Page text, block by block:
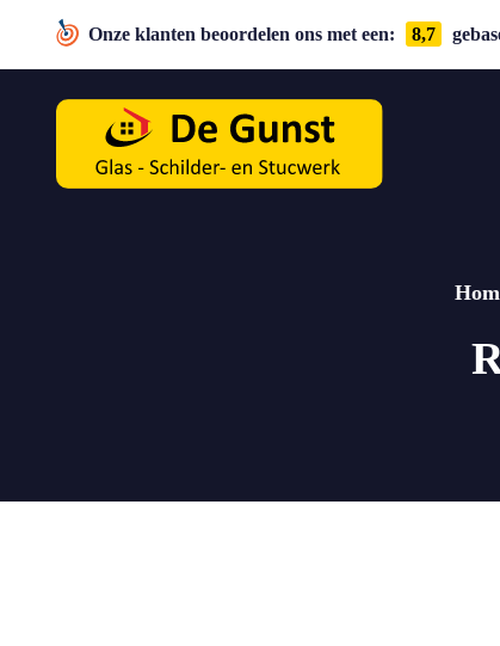
Onze klanten beoordelen ons met een: 8,7